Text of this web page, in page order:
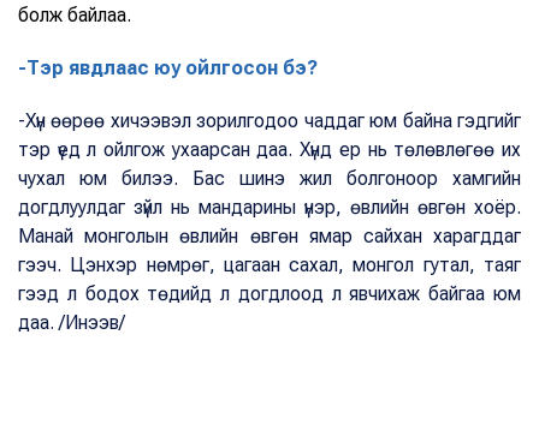
болж байлаа.
-Тэр явдлаас юу ойлгосон бэ?
-Хүн өөрөө хичээвэл зорилгодоо чаддаг юм байна гэдгийг
тэр үед л ойлгож ухаарсан даа. Хүнд ер нь төлөвлөгөө их
чухал юм билээ. Бас шинэ жил болгоноор хамгийн
догдлуулдаг зүйл нь мандарины үнэр, өвлийн өвгөн хоёр.
Манай монголын өвлийн өвгөн ямар сайхан харагддаг
гээч. Цэнхэр нөмрөг, цагаан сахал, монгол гутал, таяг
гээд л бодох төдийд л догдлоод л явчихаж байгаа юм
даа. /Инээв/